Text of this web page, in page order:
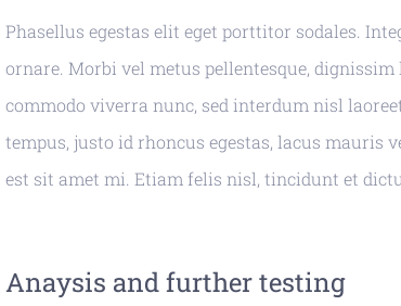
Phasellus egestas elit eget porttitor sodales.
ornare. Morbi vel metus pellentesque,
commodo viverra nunc, sed interdum nisl
tempus, justo id rhoncus egestas, lacus mauris
est sit amet mi. Etiam felis nisl, tincidunt et
Anaysis and further testing